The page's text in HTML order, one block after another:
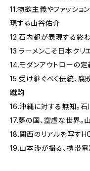
11.物欲主義やファッショ
現する山谷佑介
12.石内都が表現する終
13.ラーメンこそ日本クリ
14.モダンアウトローの
15.受け継ぐべく伝統、
蹴鞠
16.沖縄に対する無知。
17.夢の国、空虚な世界。
18.関西のリアルを写す
19.山本渉が撮る、携帯